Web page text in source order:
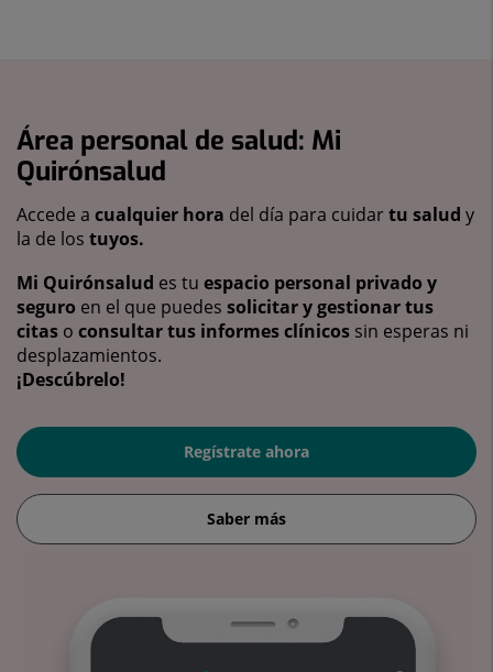
Área personal de salud: Mi
Quirónsalud
Accede a cualquier hora del día para cuidartu salud y
la de los tuyos.
Mi Quirónsalud es tu espacio personal privado y
seguro en el que puedes solicitar y gestionar tus
citas o consultar tus informes clínicos sin esperas ni
desplazamientos.
¡Descúbrelo!
Regístrate ahora
Saber más